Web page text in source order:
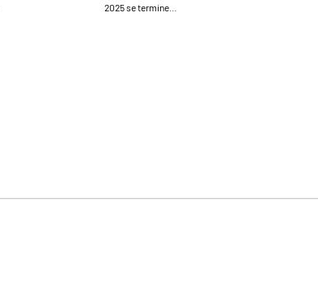
2025 se termine…